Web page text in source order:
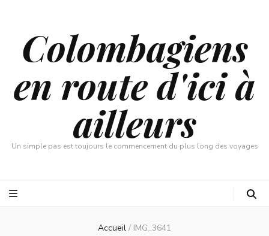
Colombagiens
en route d'ici à
ailleurs
Un simple pas est toujours le commencement du plus long des voyages
Accueil / IMG_3641